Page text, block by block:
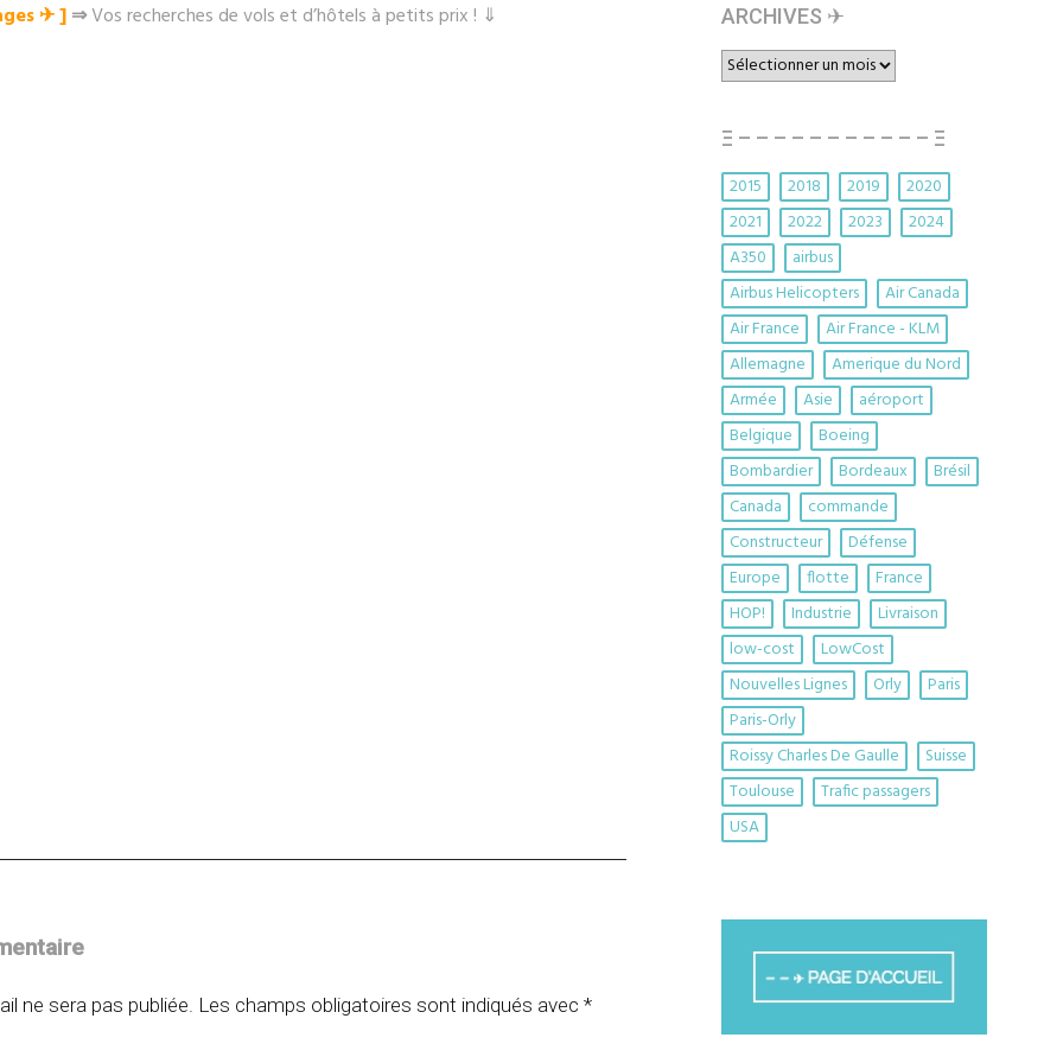
✈︎ ]⇒Vos recherches de vols et d’hôtels à petits prix ! ⇓
ne sera pas publiée. Les champs obligatoires sont indiqués avec *
ARCHIVES ✈︎
ARCHIVES
✈︎
Ξ – – – – – – – – – – – Ξ
2015 2018 2019
2020
2021
2022 2023
2024
A350
airbus
Airbus Helicopters
Air Canada
Air France
Air France - KLM
Allemagne
Amerique du Nord
Armée
Asie
aéroport
Belgique
Boeing
Bombardier
Bordeaux
Brésil
Canada
commande
Constructeur
Défense
Europe
flotte
France
HOP!
Industrie
Livraison
low-cost
LowCost
Nouvelles Lignes
Orly
Paris
Paris-Orly
Roissy Charles De Gaulle
Suisse
Toulouse
Trafic passagers
USA